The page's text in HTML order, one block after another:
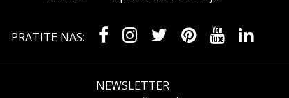
PRATITE NAS:
NEWSLETTER